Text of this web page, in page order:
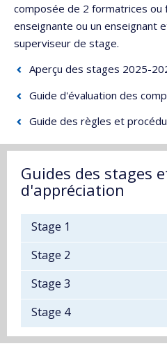
composée de 2 formatrices ou
enseignante ou un enseignant
superviseur de stage.
Aperçu des stages 2025-
Guide d'évaluation des
Guide des règles et
Guides des stages
d'appréciation
Stage 1
Stage 2
Stage 3
Stage 4